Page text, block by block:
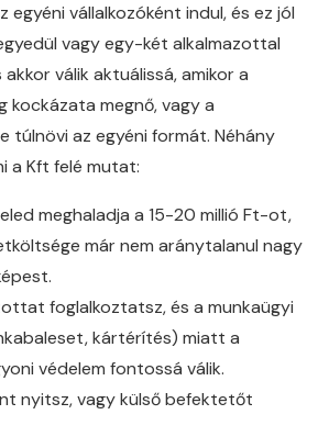
vállalkozóként indul, és ez jól
vagy egy-két alkalmazottal
válik aktuálissá, amikor a
kockázata megnő, vagy a
túlnövi az egyéni formát. Néhány
a Kft felé mutat:
meghaladja a 15-20 millió Ft-ot,
már nem aránytalanul nagy
foglalkoztatsz, és a munkaügyi
kártérítés) miatt a
védelem fontossá válik.
nyitsz, vagy külső befektetőt